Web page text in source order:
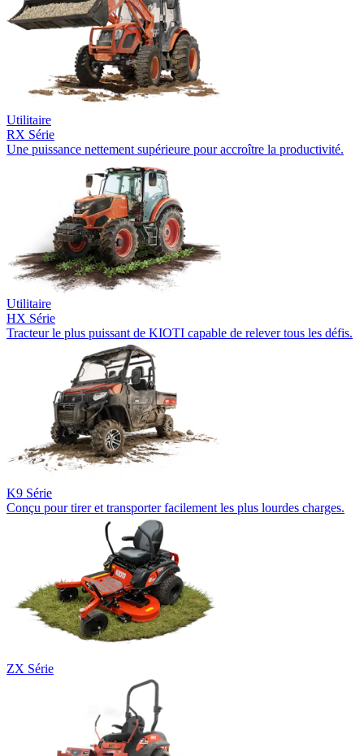
Utilitaire
RX Série
Une puissance nettement supérieure pour accroître la productivité.
Utilitaire
HX Série
Tracteur le plus puissant de KIOTI capable de relever tous les défis.
K9 Série
Conçu pour tirer et transporter facilement les plus lourdes charges.
ZX Série